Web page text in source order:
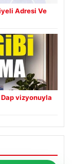
Adresi Ve
Dap vizyonuyla